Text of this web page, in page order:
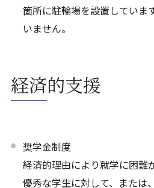
箇所に駐輪場を設置していま
いません。
経済的支援
奨学金制度
経済的理由により就学に困難
優秀な学生に対して、または